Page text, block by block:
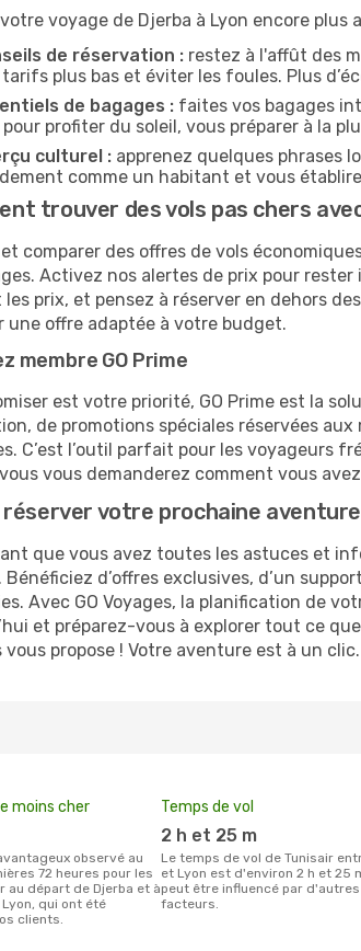
voyage de Djerba à Lyon encore plus
de réservation : restez à l'affût des
plus bas et éviter les foules. Plus
de bagages : faites vos bagages
profiter du soleil, vous préparer à la
culturel : apprenez quelques phrases
comme un habitant et vous
trouver des vols pas chers
comparer des offres de vols
Activez nos alertes de prix pour
prix, et pensez à réserver en dehors
une offre adaptée à votre budget.
membre GO Prime
est votre priorité, GO Prime est la
de promotions spéciales réservées
C’est l’outil parfait pour les voyageurs
vous demanderez comment vous
votre prochaine
que vous avez toutes les astuces et
Bénéficiez d’offres exclusives, d’un
Avec GO Voyages, la planification de
et préparez-vous à explorer tout ce
vous propose ! Votre aventure est à un clic.
moins cher
72 heures pour les
au départ de Djerba et à
qui ont été
clients.
Temps de vol
2 h et 25 m
Le temps de vol de Tunisair entre Djerba
et Lyon est d'environ 2 h et 25
peut être influencé par d'autres
facteurs.